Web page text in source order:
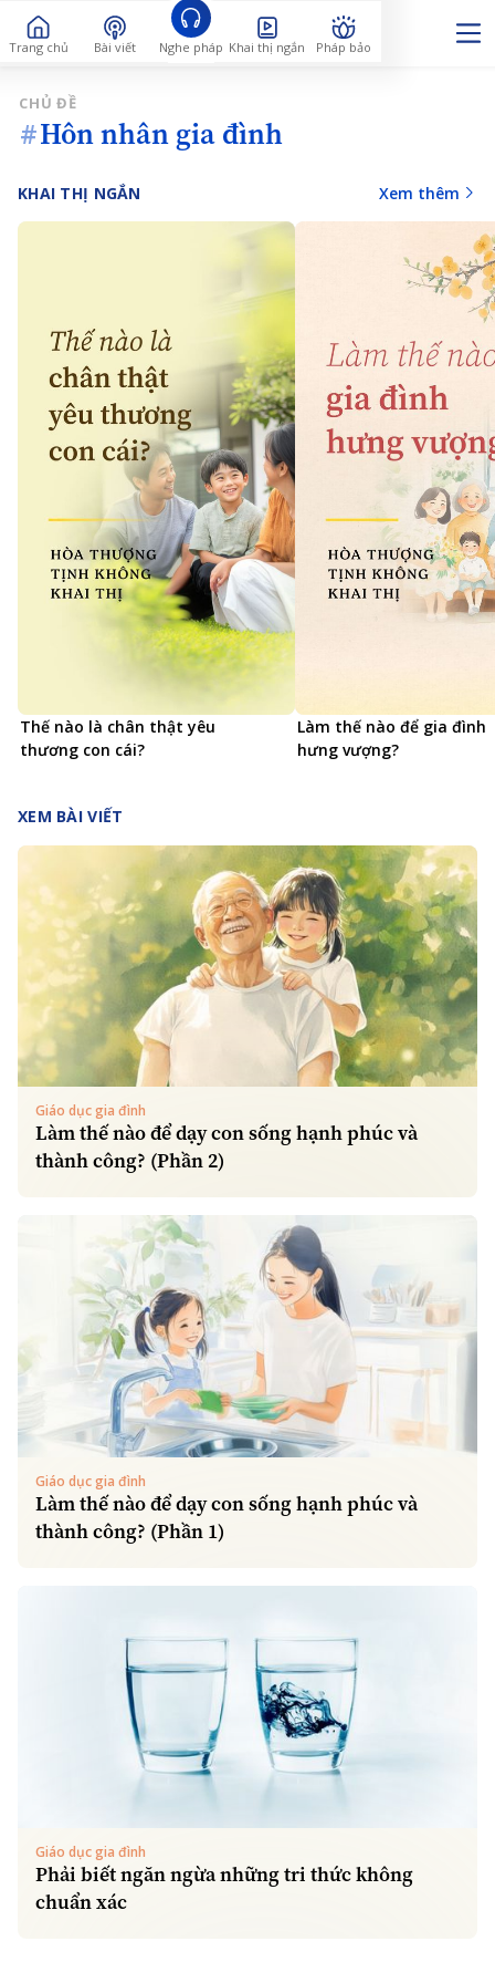
Trang chủ Bài viết Nghe pháp Khai thị ngắn Pháp bảo
CHỦ ĐỀ
#Hôn nhân gia đình
KHAI THỊ NGẮN Xem thêm
Thế nào là chân thật yêu
thương con cái?
Làm thế nào để gia đình
hưng vượng?
XEM BÀI VIẾT
Giáo dục gia đình
Làm thế nào để dạy con sống hạnh phúc và
thành công? (Phần 2)
Giáo dục gia đình
Làm thế nào để dạy con sống hạnh phúc và
thành công? (Phần 1)
Giáo dục gia đình
Phải biết ngăn ngừa những tri thức không
chuẩn xác